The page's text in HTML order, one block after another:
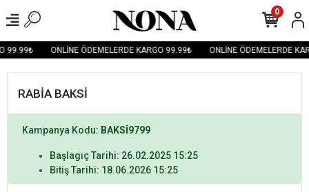
99.99₺ ONLİNE ÖDEMELERDE KARGO 99.99₺ ONLİNE ÖDEMELERDE
0
RABİA BAKSİ
Kampanya Kodu: BAKSİ9799
Başlagıç Tarihi: 26.02.2025 15:25
Bitiş Tarihi: 18.06.2026 15:25